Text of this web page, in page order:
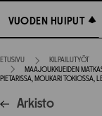
suoraan
sisältöön
VUODEN HUIPUT
VUODEN HUIPUT
ETUSIVU
KILPAILUTYÖT
MAAJOUKKUEIDEN
PIETARISSA, MOUKARI TOKIOSSA,
Arkisto